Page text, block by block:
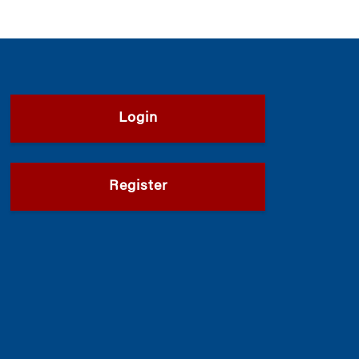
Login
Register